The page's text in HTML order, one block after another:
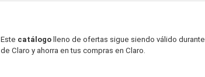
Este catálogo lleno de ofertas sigue siendo válido durante
de Claro y ahorra en tus compras en Claro.